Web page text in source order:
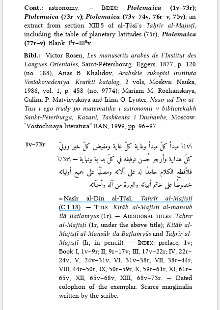
Cont.:astronomy. — Index:Ptolemaica (1v–73r);
Ptolemaica (73r–v);Ptolemaica (73v–74v, 76r–v, 75v); an
extract from section XIII.5 of al-Ṭūsī’s Taḥrīr al-Majisṭī,
including the table of planetary latitudes (75r); Ptolemaica
(77r–v). Blank: Iar–IIIav.
Bibl.:Victor Rosen, Les manuscrits arabes de l’Institut des
Langues Orientales, Saint-Pétersbourg: Eggers, 1877, p. 120
(no. 188); Anas B. Khalidov,Arabskie rukopisi Instituta
Vostokovedeniya. Kratkii katalog, 2 vols, Moskva: Nauka,
1986, vol. 1, p. 458 (no. 9774); Mariam M. Rozhanskaya,
Galina P. Matvievskaya and Irina O. Lyuter,Nasir ad-Din at-
Tusi i ego trudy po matematike i astronomii v bibliotekakh
Sankt-Peterburga, Kazani, Tashkenta i Dushanbe, Moscow:
“Vostochnaya literatura” RAN, 1999, pp. 96–97.
1v–⁠73r \1v\مبدأ كلّ مبدأ وغاية كلّ غاية ومفيض كلّ خير ووليّ
كلّ هداية وأرجو حُسن توفيقه في كلّ بداية ونهاية — \73r\
فلأقطع الكلام حامدًا له على آلائه ومصلّيًا على جميع أوليائه
خصوصًا على خاتم أنبيائه والبررة من آله وأحبّائه.
=Naṣīr al-Dīn al-Ṭūsī, Taḥrīr al-Majisṭī
(C.1.18) . —Title: Kitāb al-Majisṭī al-mansūb
ilā Baṭlamyūs(1r). — Additional titles: Taḥrīr
al-Majisṭī(1r, under the above title); Kitāb al-
Majisṭī al-Mansūb ilā Baṭlamyūsand Taḥrīr al-
Majisṭī(Ir, in pencil). — Index: preface, 1v;
Book I, 1v–9r; II, 9r–17v; III, 17v–22r; IV, 22r–
24v; V, 24v–31v; VI, 31v–38r; VII, 38r–44r;
VIII, 44r–50r; IX, 50r–59r; X, 59r–61r; XI, 61r–
65v; XII, 65v–68v, XIII, 68v–73r. — Dated
colophon of the exemplar. Scarce marginalia
written by the scribe.